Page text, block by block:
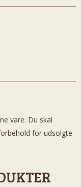
vare. Du skal
for udsolgte